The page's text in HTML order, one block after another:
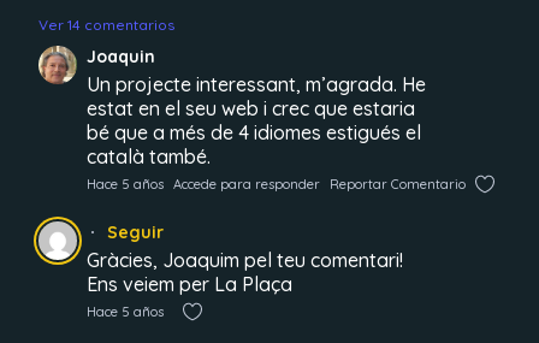
Ver 14 comentarios
Joaquin
Un projecte interessant, m’agrada. He
estat en el seu web i crec que estaria
bé que a més de 4 idiomes estigués el
català també.
Hace 5 años Accede para responder Reportar Comentario
Seguir
Gràcies, Joaquim pel teu comentari!
Ens veiem per La Plaça
Hace 5 años